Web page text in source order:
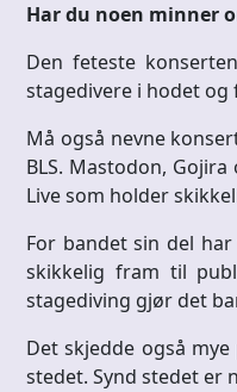
Har du noen minner
Den feteste
stagedivere i hodet og
Må også nevne
BLS. Mastodon,
Live som holder
For bandet sin del
skikkelig fram til
stagediving gjør det
Det skjedde også
stedet. Synd stedet er